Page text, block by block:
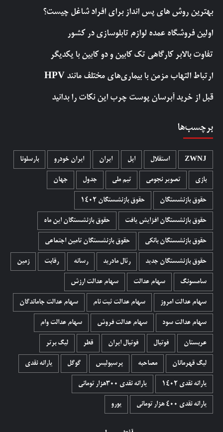
بهترین روش‌ های پس‌ انداز برای افراد شاغل چیست؟
اولین فروشگاه عمده لوازم تابلوسازی در کشور
تفاوت بالابر کارگاهی تک کابین و دو کابین با یکدیگر
ارتباط التهاب مزمن با بیماری‌های مختلف مانند HPV
قبل از خرید آبرسان پوست چرب این نکات را بدانید
برچسب‌ها
ZWNJ استقلال اپل ایران ایران خودرو بارسلونا
بازی تصویر نجومی تیم ملی جدول جهان
حقوق بازنشستگان حقوق بازنشستگان 1402
حقوق بازنشستگان افزایش یافت حقوق بازنشستگان این ماه
حقوق بازنشستگان بانکی حقوق بازنشستگان تامین اجتماعی
حقوق بازنشستگان جدید رئال مادرید رسانه رقابت زمین
سامسونگ سهام عدالت سهام عدالت ارزش
سهام عدالت امروز سهام عدالت ثبت نام سهام عدالت جاماندگان
سهام عدالت سود سهام عدالت فروش سهام عدالت وام
عربستان فوتبال فوتبال ایران قطر لیگ برتر
لیگ قهرمانان مصاحبه پرسپولیس گوگل یارانه نقدی
یارانه نقدی 1402 یارانه نقدی ۳۰۰هزار تومانی
یارانه نقدی ۴۰۰ هزار تومانی یورو